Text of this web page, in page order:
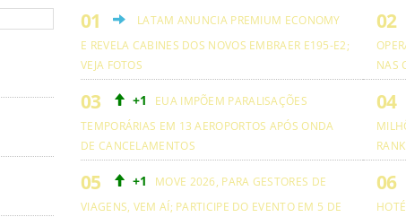
LATAM ANUNCIA PREMIUM ECONOMY
E REVELA CABINES DOS NOVOS EMBRAER E195-E2;
VEJA FOTOS
NAS
+1
EUA IMPÕEM PARALISAÇÕES
TEMPORÁRIAS EM 13 AEROPORTOS APÓS ONDA
DE CANCELAMENTOS
+1
MOVE 2026, PARA GESTORES DE
VIAGENS, VEM AÍ; PARTICIPE DO EVENTO EM 5 DE